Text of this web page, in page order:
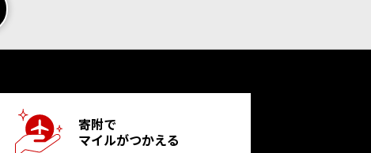
寄附で
マイルがつかえる